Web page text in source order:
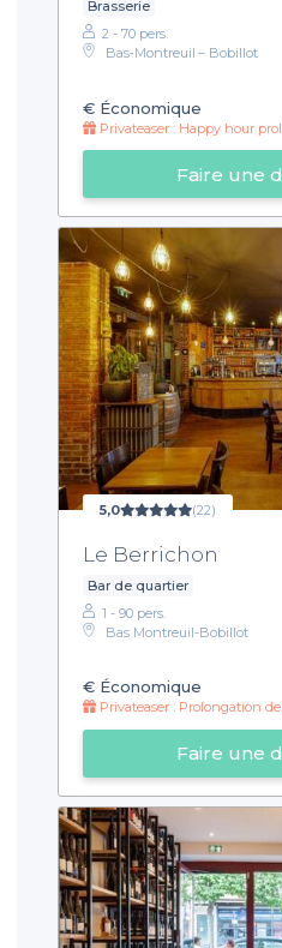
Brasserie
2 - 70 pers.
Bas‑Montreuil – Bobillot
€ Économique
Privateaser : Happy hour
Faire une
5,0 (22)
Le Berrichon
Bar de quartier
1 - 90 pers.
Bas Montreuil-Bobillot
€ Économique
Privateaser : Prolongation de
Faire une